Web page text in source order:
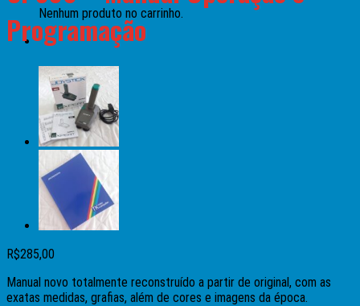
Nenhum produto no carrinho.
Programação
R$285,00
Manual novo totalmente reconstruído a partir de original, com as
exatas medidas, grafias, além de cores e imagens da época.